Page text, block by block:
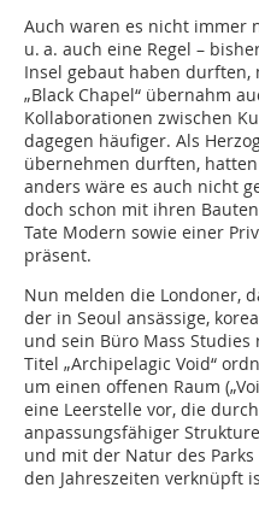
Auch waren es nicht immer
u. a. auch eine Regel –
Insel gebaut haben durften,
„Black Chapel“ übernahm
Kollaborationen zwischen
dagegen häufiger. Als
übernehmen durften,
anders wäre es auch nicht
doch schon mit ihren
Tate Modern sowie einer
präsent.
Nun melden die Londoner,
der in Seoul ansässige,
und sein Büro Mass
Titel „Archipelagic Void“
um einen offenen Raum
eine Leerstelle vor, die
anpassungsfähiger
und mit der Natur des
den Jahreszeiten verknüpft